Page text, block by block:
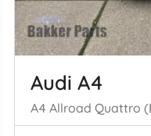
Audi A4